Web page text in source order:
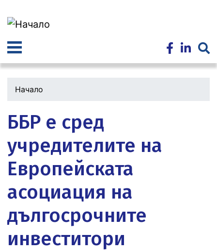
към
основното
съдържание
Начало
ББР е сред
учредителите на
Европейската
асоциация на
дългосрочните
инвеститори